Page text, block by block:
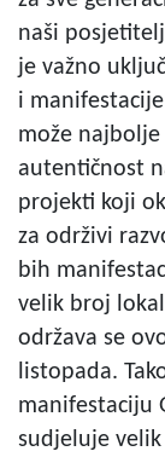
naši
je važno
i
može
autentičnost
projekti koji
za održivi
bih
velik broj
održava se
listopada.
manifestaciju
sudjeluje